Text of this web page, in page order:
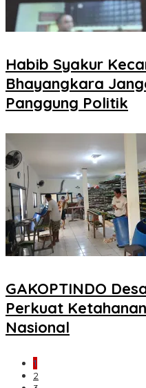
Habib Syakur
Bhayangkara
Panggung Politik
GAKOPTINDO
Perkuat
Nasional
1
2